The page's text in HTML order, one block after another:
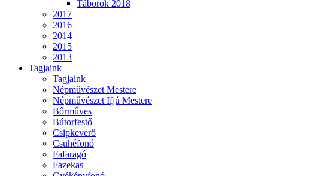
Táborok 2018
2017
2016
2014
2015
2013
Tagjaink
Tagjaink
Népművészet Mestere
Népművészet Ifjú Mestere
Bőrműves
Bútorfestő
Csipkeverő
Csuhéfonó
Fafaragó
Fazekas